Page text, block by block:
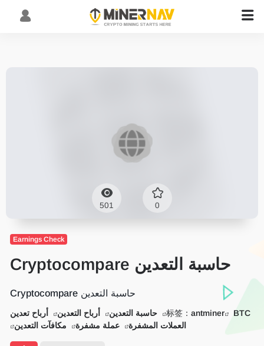
0
501
Earnings Check
حاسبة التعدين Cryptocompare
حاسبة التعدين Cryptocompare
标签： antminer BTC حاسبة التعدين أرباح التعدين
أرباح تعدين
العملات المشفرة
عملة مشفرة مكافآت التعدين